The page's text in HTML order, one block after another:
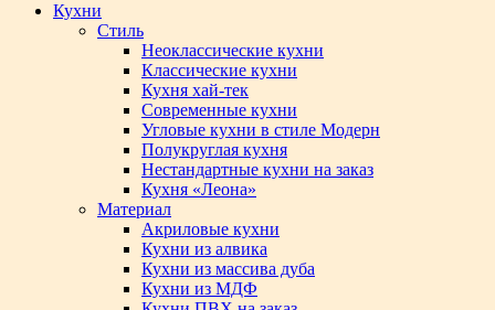
Кухни
Стиль
Неоклассические кухни
Классические кухни
Кухня хай-тек
Современные кухни
Угловые кухни в стиле Модерн
Полукруглая кухня
Нестандартные кухни на заказ
Кухня «Леона»
Материал
Акриловые кухни
Кухни из алвика
Кухни из массива дуба
Кухни из МДФ